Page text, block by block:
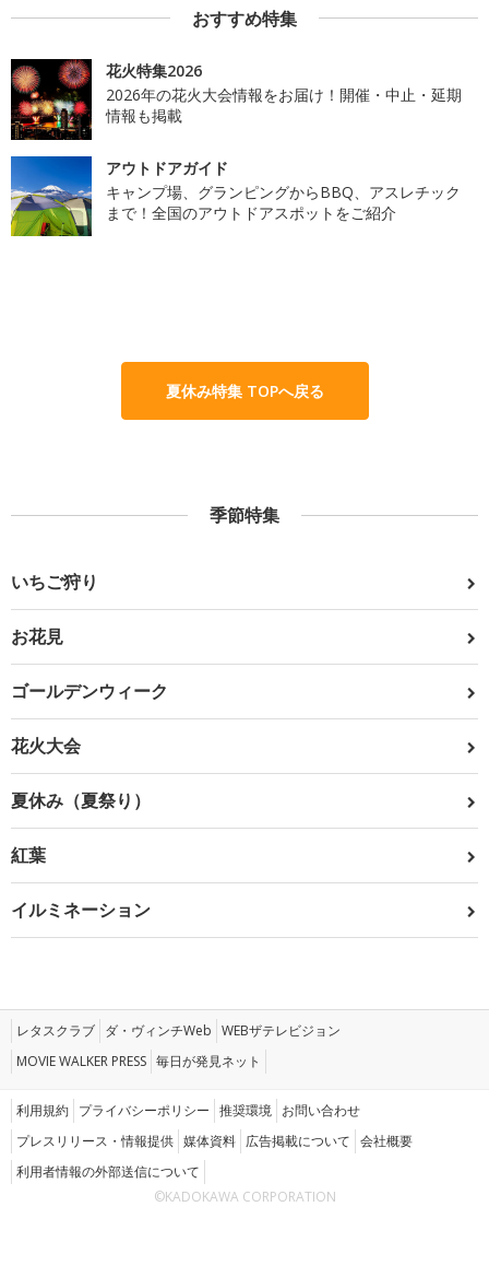
おすすめ特集
花火特集2026
2026年の花火大会情報をお届け！開催・中止・延期
情報も掲載
アウトドアガイド
キャンプ場、グランピングからBBQ、アスレチック
まで！全国のアウトドアスポットをご紹介
夏休み特集 TOPへ戻る
季節特集
いちご狩り
お花見
ゴールデンウィーク
花火大会
夏休み（夏祭り）
紅葉
イルミネーション
レタスクラブ ダ・ヴィンチWeb WEBザテレビジョン
MOVIE WALKER PRESS 毎日が発見ネット
利用規約 プライバシーポリシー 推奨環境 お問い合わせ
プレスリリース・情報提供 媒体資料 広告掲載について 会社概要
利用者情報の外部送信について
©KADOKAWA CORPORATION